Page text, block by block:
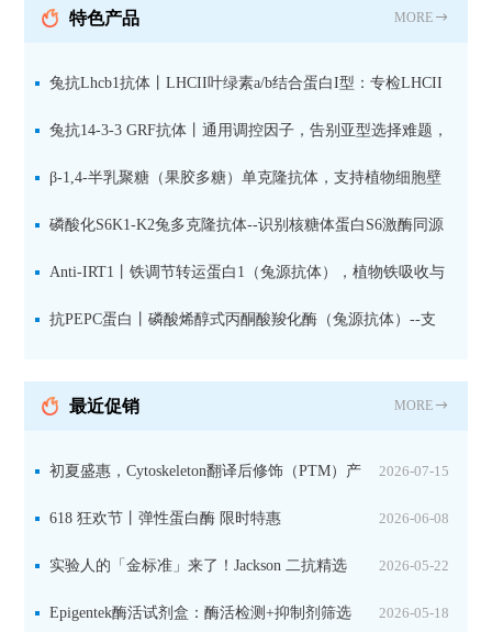
特色产品 MORE
兔抗Lhcb1抗体丨LHCII叶绿素a/b结合蛋白I型：专检LHCII
中含量丰富的捕光蛋白
兔抗14-3-3 GRF抗体丨通用调控因子，告别亚型选择难题，
全面捕获植物信号转导枢纽蛋白
β-1,4-半乳聚糖（果胶多糖）单克隆抗体，支持植物细胞壁
果胶多糖精细结构解析
磷酸化S6K1-K2兔多克隆抗体--识别核糖体蛋白S6激酶同源
蛋白1-2的激活状态
Anti-IRT1丨铁调节转运蛋白1（兔源抗体），植物铁吸收与
微量元素代谢研究的关键工具
抗PEPC蛋白丨磷酸烯醇式丙酮酸羧化酶（兔源抗体）--支
最近促销 MORE
2026-07-15
初夏盛惠，Cytoskeleton翻译后修饰（PTM）产
品线放价啦！ 2026-06-08
618 狂欢节丨弹性蛋白酶 限时特惠
2026-05-22
实验人的「金标准」来了！Jackson 二抗精选
限时一口价，手慢无！ 2026-05-18
Epigentek酶活试剂盒：酶活检测+抑制剂筛选